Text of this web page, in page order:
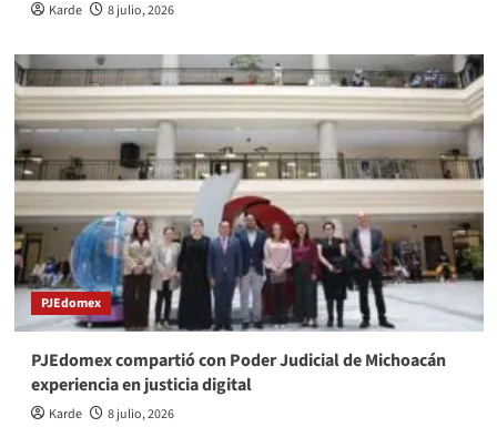
Karde 8 julio, 2026
PJEdomex
PJEdomex compartió con Poder Judicial de Michoacán
experiencia en justicia digital
Karde 8 julio, 2026